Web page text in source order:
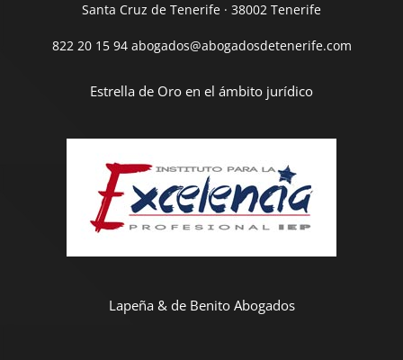
Santa Cruz de Tenerife · 38002 Tenerife
822 20 15 94 abogados@abogadosdetenerife.com
Estrella de Oro en el ámbito jurídico
Lapeña & de Benito Abogados